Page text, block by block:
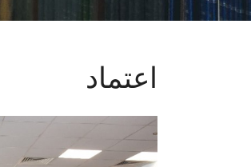
اعتماد